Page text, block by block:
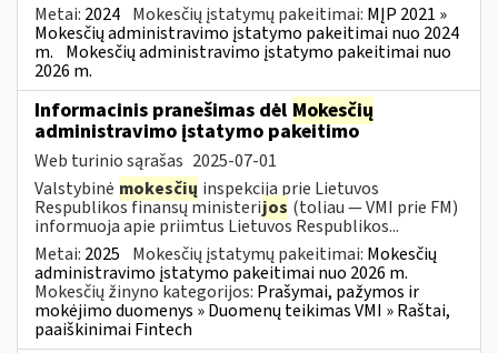
Metai: 2024 Mokesčių įstatymų pakeitimai: MĮP 2021 »
Mokesčių administravimo įstatymo pakeitimai nuo 2024
m. Mokesčių administravimo įstatymo pakeitimai nuo
2026 m.
Informacinis pranešimas dėl Mokesčių
administravimo įstatymo pakeitimo
Web turinio sąrašas 2025-07-01
Valstybinė mokesčių inspekcija prie Lietuvos
Respublikos finansų ministerijos (toliau — VMI prie FM)
informuoja apie priimtus Lietuvos Respublikos...
Metai: 2025 Mokesčių įstatymų pakeitimai: Mokesčių
administravimo įstatymo pakeitimai nuo 2026 m.
Mokesčių žinyno kategorijos: Prašymai, pažymos ir
mokėjimo duomenys » Duomenų teikimas VMI » Raštai,
paaiškinimai Fintech